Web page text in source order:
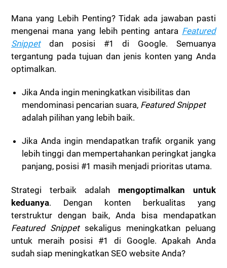
Mana yang Lebih Penting? Tidak ada jawaban pasti
mengenai mana yang lebih penting antara Featured
Snippetdan posisi #1 di Google. Semuanya
tergantung pada tujuan dan jenis konten yang Anda
optimalkan.
Jika Anda ingin meningkatkan visibilitas dan
mendominasi pencarian suara, Featured Snippet
adalah pilihan yang lebih baik.
Jika Anda ingin mendapatkan trafik organik yang
lebih tinggi dan mempertahankan peringkat jangka
panjang, posisi #1 masih menjadi prioritas utama.
Strategi terbaik adalah mengoptimalkan untuk
keduanya. Dengan konten berkualitas yang
terstruktur dengan baik, Anda bisa mendapatkan
Featured Snippetsekaligus meningkatkan peluang
untuk meraih posisi #1 di Google. Apakah Anda
sudah siap meningkatkan SEO website Anda?